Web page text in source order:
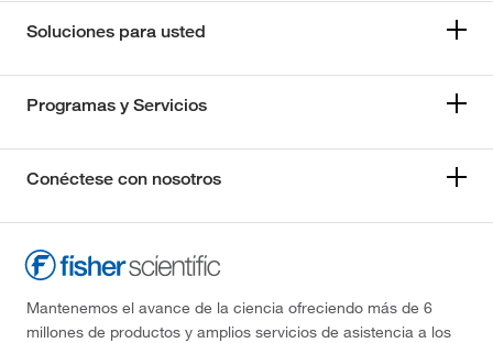
Soluciones para usted
Programas y Servicios
Conéctese con nosotros
Mantenemos el avance de la ciencia ofreciendo más de 6
millones de productos y amplios servicios de asistencia a los